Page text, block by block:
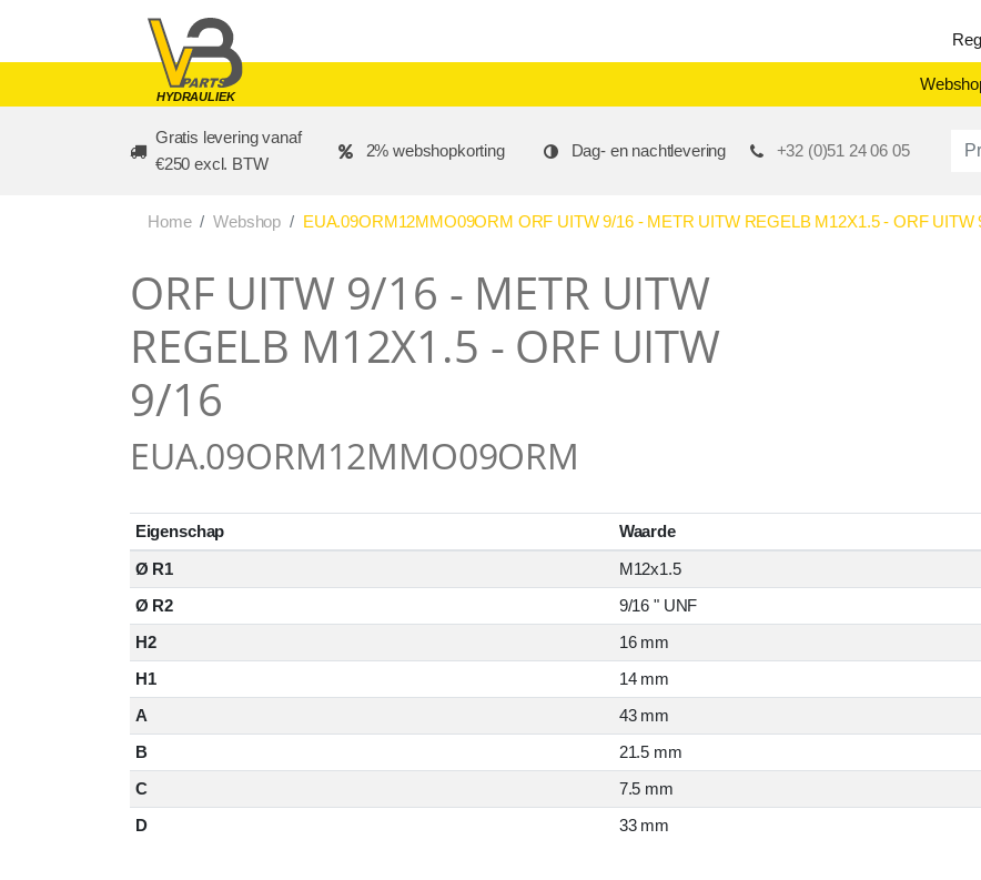
HYDRAULIEK
Gratis levering vanaf
€250 excl. BTW
2% webshopkorting Dag- en nachtlevering +32 (0)51 24 06 05
Home Webshop EUA.09ORM12MMO09ORM ORF UITW 9/16 - METR UITW REGELB M12X1.5 - ORF UITW
ORF UITW 9/16 - METR UITW
REGELB M12X1.5 - ORF UITW
9/16
EUA.09ORM12MMO09ORM
Eigenschap
Waarde
Ø R1
M12x1.5
Ø R2
9/16 " UNF
H2
16 mm
H1
14 mm
A
43 mm
B
21.5 mm
C
7.5 mm
D
33 mm